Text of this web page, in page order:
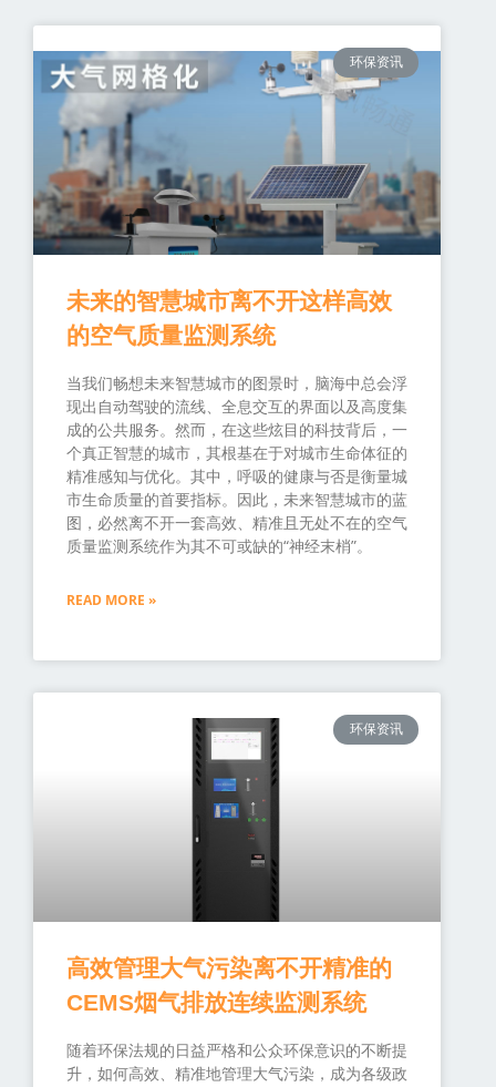
环保资讯
未来的智慧城市离不开这样高效
的空气质量监测系统
当我们畅想未来智慧城市的图景时，脑海中总会浮
现出自动驾驶的流线、全息交互的界面以及高度集
成的公共服务。然而，在这些炫目的科技背后，一
个真正智慧的城市，其根基在于对城市生命体征的
精准感知与优化。其中，呼吸的健康与否是衡量城
市生命质量的首要指标。因此，未来智慧城市的蓝
图，必然离不开一套高效、精准且无处不在的空气
质量监测系统作为其不可或缺的“神经末梢”。
READ MORE »
环保资讯
高效管理大气污染离不开精准的
CEMS烟气排放连续监测系统
随着环保法规的日益严格和公众环保意识的不断提
升，如何高效、精准地管理大气污染，成为各级政